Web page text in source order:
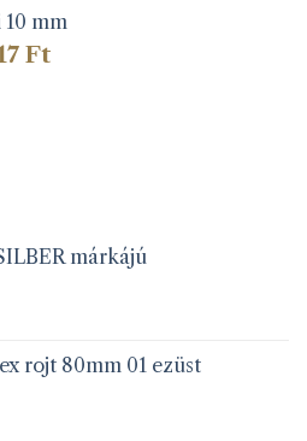
mm
FtÁrtartomány:
márkájú
rojt 80mm 01 ezüst